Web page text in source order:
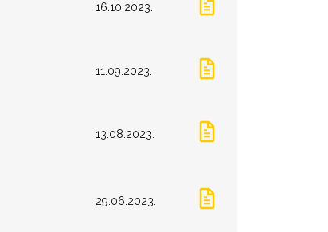
16.10.2023.
11.09.2023.
13.08.2023.
29.06.2023.